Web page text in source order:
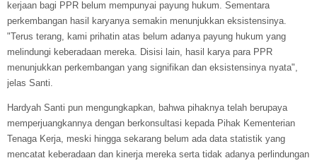
kerjaan bagi PPR belum mempunyai payung hukum. Sementara
perkembangan hasil karyanya semakin menunjukkan eksistensinya.
"Terus terang, kami prihatin atas belum adanya payung hukum yang
melindungi keberadaan mereka. Disisi lain, hasil karya para PPR
menunjukkan perkembangan yang signifikan dan eksistensinya nyata",
jelas Santi.
Hardyah Santi pun mengungkapkan, bahwa pihaknya telah berupaya
memperjuangkannya dengan berkonsultasi kepada Pihak Kementerian
Tenaga Kerja, meski hingga sekarang belum ada data statistik yang
mencatat keberadaan dan kinerja mereka serta tidak adanya perlindungan